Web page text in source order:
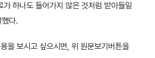
가 하나도 들어가지 않은 것처럼 받아들일
다.
을 보시고 싶으시면, 위 원문보기버튼을